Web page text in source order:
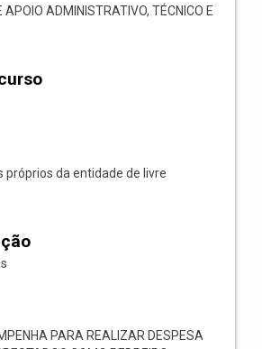
APOIO ADMINISTRATIVO, TÉCNICO E
próprios da entidade de livre
PARA REALIZAR DESPESA